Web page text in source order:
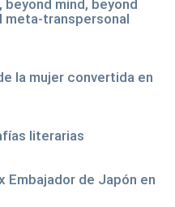
beyond mind, beyond
meta-transpersonal
la mujer convertida en
literarias
Embajador de Japón en